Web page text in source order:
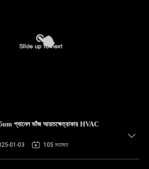
প্যানেল ভাঁজ আয়তক্ষেত্রাকার HVAC
01-03 105 মতামত